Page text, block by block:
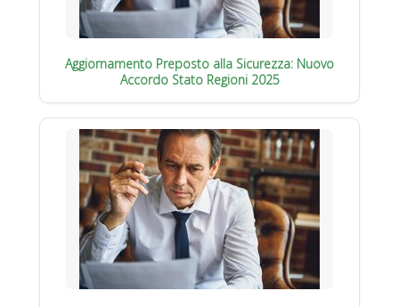
Aggiornamento Preposto alla Sicurezza: Nuovo
Accordo Stato Regioni 2025